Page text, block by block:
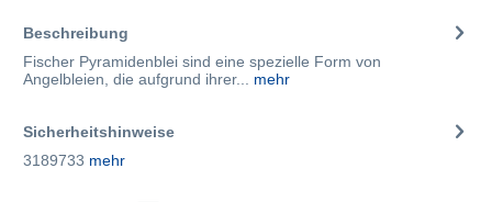
Beschreibung
Fischer Pyramidenblei sind eine spezielle Form von
Angelbleien, die aufgrund ihrer...
mehr
Sicherheitshinweise
3189733 mehr